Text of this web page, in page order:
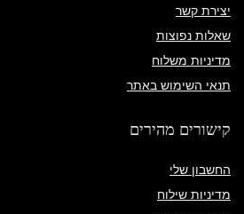
יצירת קשר
שאלות נפוצות
מדיניות משלוח
תנאי השימוש באתר
קישורים מהירים
החשבון שלי
מדיניות שילוח